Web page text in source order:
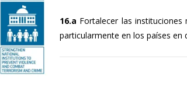
16.a Fortalecer las
particularmente en los países en